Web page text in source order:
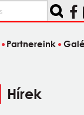
Partnereink
Hírek